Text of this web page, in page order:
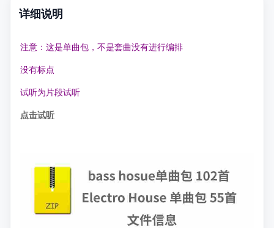
详细说明
注意：这是单曲包，不是套曲没有进行编排
没有标点
试听为片段试听
点击试听